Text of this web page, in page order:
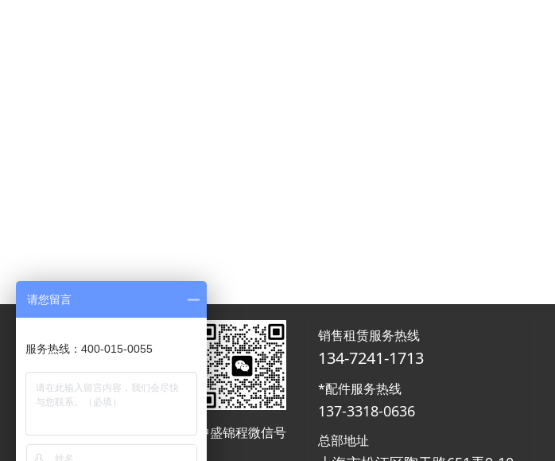
中盛锦程微信号 中盛锦程微信号
销售租赁服务热线
134-7241-1713
*配件服务热线
137-3318-0636
总部地址
请您留言
服务热线：400-015-0055